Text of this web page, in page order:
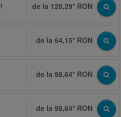
de la 128,29* RON
de la 64,15* RON
de la 98,64* RON
de la 98,64* RON